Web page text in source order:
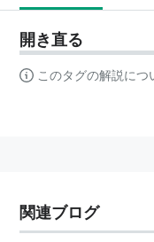
開き直る
このタグの解説につ
関連ブログ